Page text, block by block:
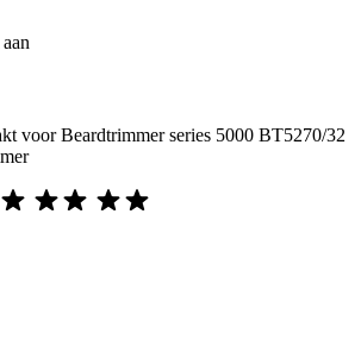
voor Beardtrimmer series 5000 BT5270/32